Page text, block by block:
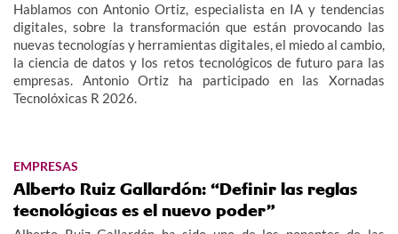
Hablamos con Antonio Ortiz, especialista en IA y tendencias
digitales, sobre la transformación que están provocando las
nuevas tecnologías y herramientas digitales, el miedo al cambio,
la ciencia de datos y los retos tecnológicos de futuro para las
empresas. Antonio Ortiz ha participado en las Xornadas
Tecnolóxicas R 2026.
EMPRESAS
Alberto Ruiz Gallardón: “Definir las reglas
tecnológicas es el nuevo poder”